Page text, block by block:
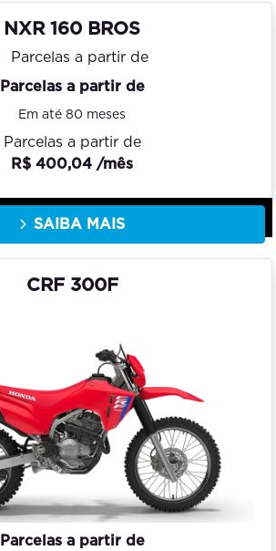
NXR 160 BROS
Parcelas a partir de
Em até 80 meses
Parcelas a partir de
R$ 400,04 /mês
SAIBA MAIS
CRF 300F
Parcelas a partir de